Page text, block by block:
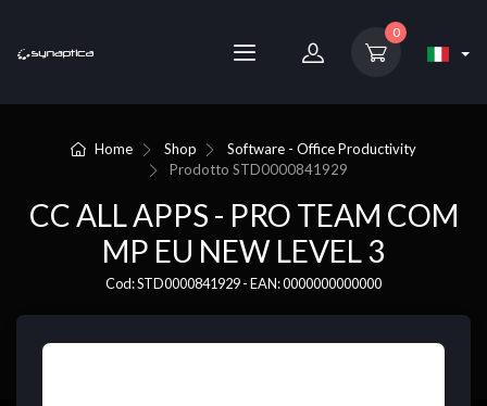
0
Home Shop
Software - Office Productivity
ProdottoSTD0000841929
CC ALL APPS - PRO TEAM COM
MP EU NEW LEVEL 3
Cod: STD0000841929 - EAN: 0000000000000